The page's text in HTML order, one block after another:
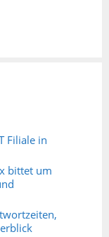
Filiale in
bittet um